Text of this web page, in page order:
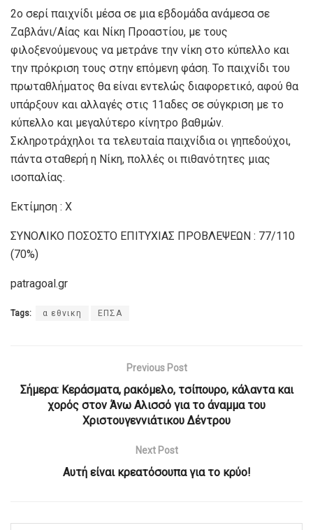
2ο σερί παιχνίδι μέσα σε μια εβδομάδα ανάμεσα σε
Ζαβλάνι/Αίας και Νίκη Προαστίου, με τους
φιλοξενούμενους να μετράνε την νίκη στο κύπελλο και
την πρόκριση τους στην επόμενη φάση. Το παιχνίδι του
πρωταθλήματος θα είναι εντελώς διαφορετικό, αφού θα
υπάρξουν και αλλαγές στις 11αδες σε σύγκριση με το
κύπελλο και μεγαλύτερο κίνητρο βαθμών.
Σκληροτράχηλοι τα τελευταία παιχνίδια οι γηπεδούχοι,
πάντα σταθερή η Νίκη, πολλές οι πιθανότητες μιας
ισοπαλίας.
Εκτίμηση : Χ
ΣΥΝΟΛΙΚΟ ΠΟΣΟΣΤΟ ΕΠΙΤΥΧΙΑΣ ΠΡΟΒΛΕΨΕΩΝ : 77/110
(70%)
patragoal.gr
Tags: α εθνικη ΕΠΣΑ
Previous Post
Σήμερα: Κεράσματα, ρακόμελο, τσίπουρο, κάλαντα και
χορός στον Άνω Αλισσό για το άναμμα του
Χριστουγεννιάτικου Δέντρου
Next Post
Αυτή είναι κρεατόσουπα για το κρύο!